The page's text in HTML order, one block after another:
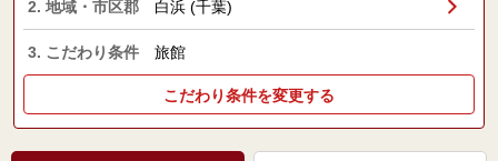
2. 地域・市区郡 白浜 (千葉)
3. こだわり条件 旅館
こだわり条件を変更する